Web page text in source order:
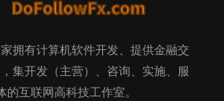
拥有计算机软件开发、提供金融交
集开发（主营）、咨询、实施、服
的互联网高科技工作室。